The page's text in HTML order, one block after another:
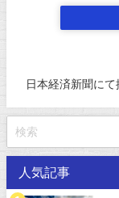
日本経済新聞にて
人気記事